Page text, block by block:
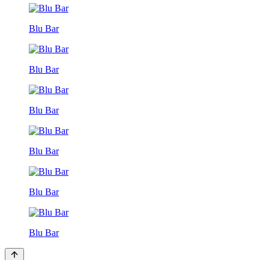
Blu Bar
Blu Bar
Blu Bar
Blu Bar
Blu Bar
Blu Bar